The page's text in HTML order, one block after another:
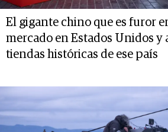
El gigante chino que es furor
mercado en Estados Unidos y
tiendas históricas de ese país